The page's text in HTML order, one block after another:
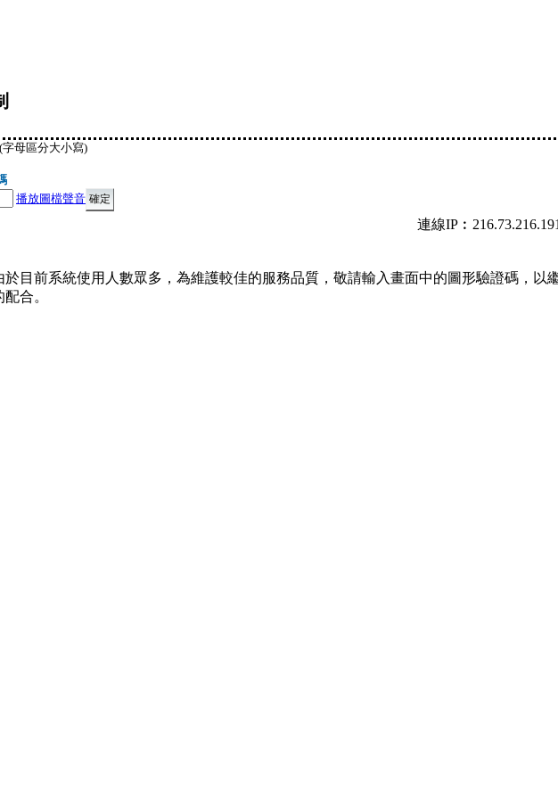
母區分大小寫)
播放圖檔聲音
連線
目前系統使用人數眾多，為維護較佳的服務品質，敬請輸入畫面中的圖形驗證碼，以
合。